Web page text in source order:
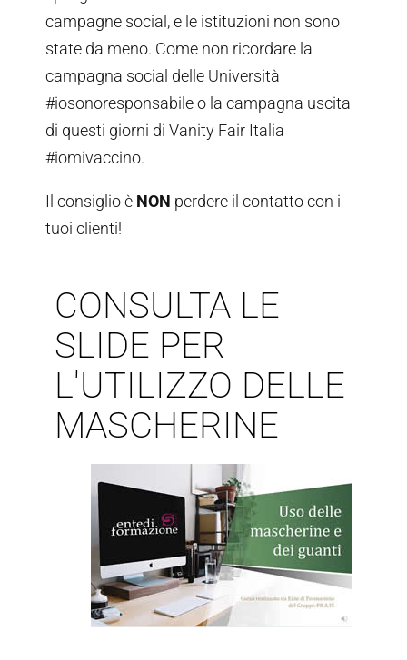
campagne social, e le istituzioni non sono
state da meno. Come non ricordare la
campagna social delle Università
#iosonoresponsabile o la campagna uscita
di questi giorni di Vanity Fair Italia
#iomivaccino.
Il consiglio è NON perdere il contatto con i
tuoi clienti!
CONSULTA LE
SLIDE PER
L'UTILIZZO DELLE
MASCHERINE